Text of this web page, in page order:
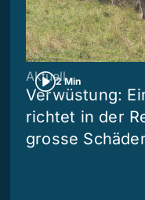
2 Min
Aktuell
Verwüstung:
richtet in der
grosse